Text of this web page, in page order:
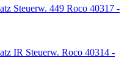
Roco 40317 -
Roco 40314 -